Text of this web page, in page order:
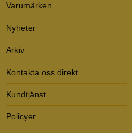
Varumärken
Nyheter
Arkiv
Kontakta oss direkt
Kundtjänst
Policyer